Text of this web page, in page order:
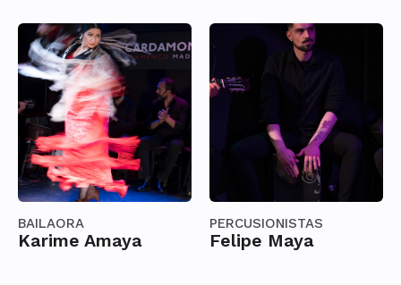
BAILAORA
Karime Amaya
PERCUSIONISTAS
Felipe Maya